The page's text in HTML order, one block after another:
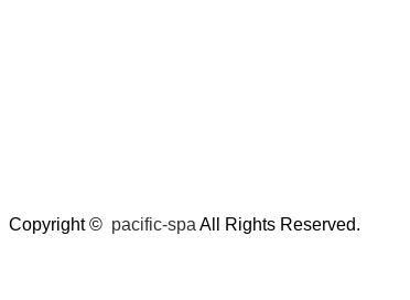
Copyright © pacific-spa All Rights Reserved.